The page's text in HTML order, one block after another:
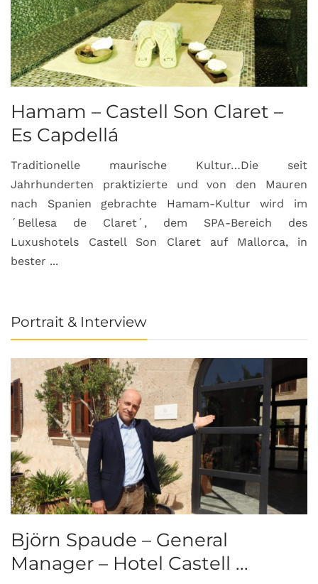
Hamam – Castell Son Claret –
Es Capdellá
Traditionelle maurische Kultur…Die seit
Jahrhunderten praktizierte und von den Mauren
nach Spanien gebrachte Hamam-Kultur wird im
´Bellesa de Claret´, dem SPA-Bereich des
Luxushotels Castell Son Claret auf Mallorca, in
bester ...
Portrait & Interview
Björn Spaude – General
Manager – Hotel Castell ...